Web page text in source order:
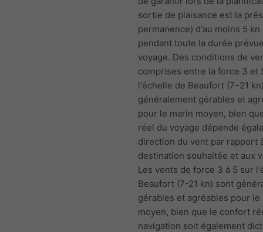
sortie de plaisance est la
permanence) d'au moins 5 kn
pendant toute la durée
voyage. Des conditions de
comprises entre la force 3 et
l'échelle de Beaufort (7–21
généralement gérables et
pour le marin moyen, bien
réel du voyage dépende
direction du vent par rapport
destination souhaitée et aux
Les vents de force 3 à 5 sur
Beaufort (7-21 kn) sont
gérables et agréables pour le
moyen, bien que le confort
navigation soit également